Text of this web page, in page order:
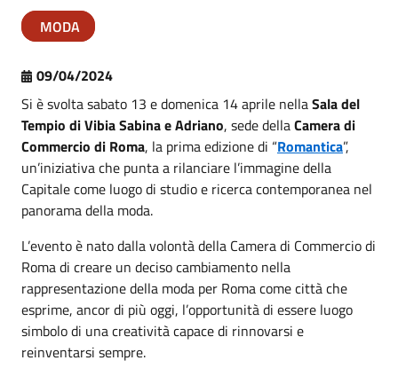
MODA
09/04/2024
Si è svolta sabato 13 e domenica 14 aprile nellaSala del
Tempio di Vibia Sabina e Adriano, sede dellaCamera di
Commercio di Roma, la prima edizione di “Romantica”,
un’iniziativa che punta a rilanciare l’immagine della
Capitale come luogo di studio e ricerca contemporanea nel
panorama della moda.
L’evento è nato dalla volontà della Camera di Commercio di
Roma di creare un deciso cambiamento nella
rappresentazione della moda per Roma come città che
esprime, ancor di più oggi, l’opportunità di essere luogo
simbolo di una creatività capace di rinnovarsi e
reinventarsi sempre.